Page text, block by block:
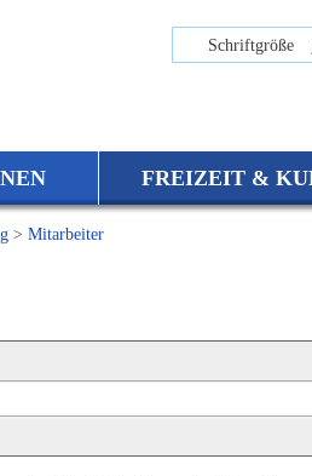
Schriftgröße
FREIZEIT &
> Mitarbeiter